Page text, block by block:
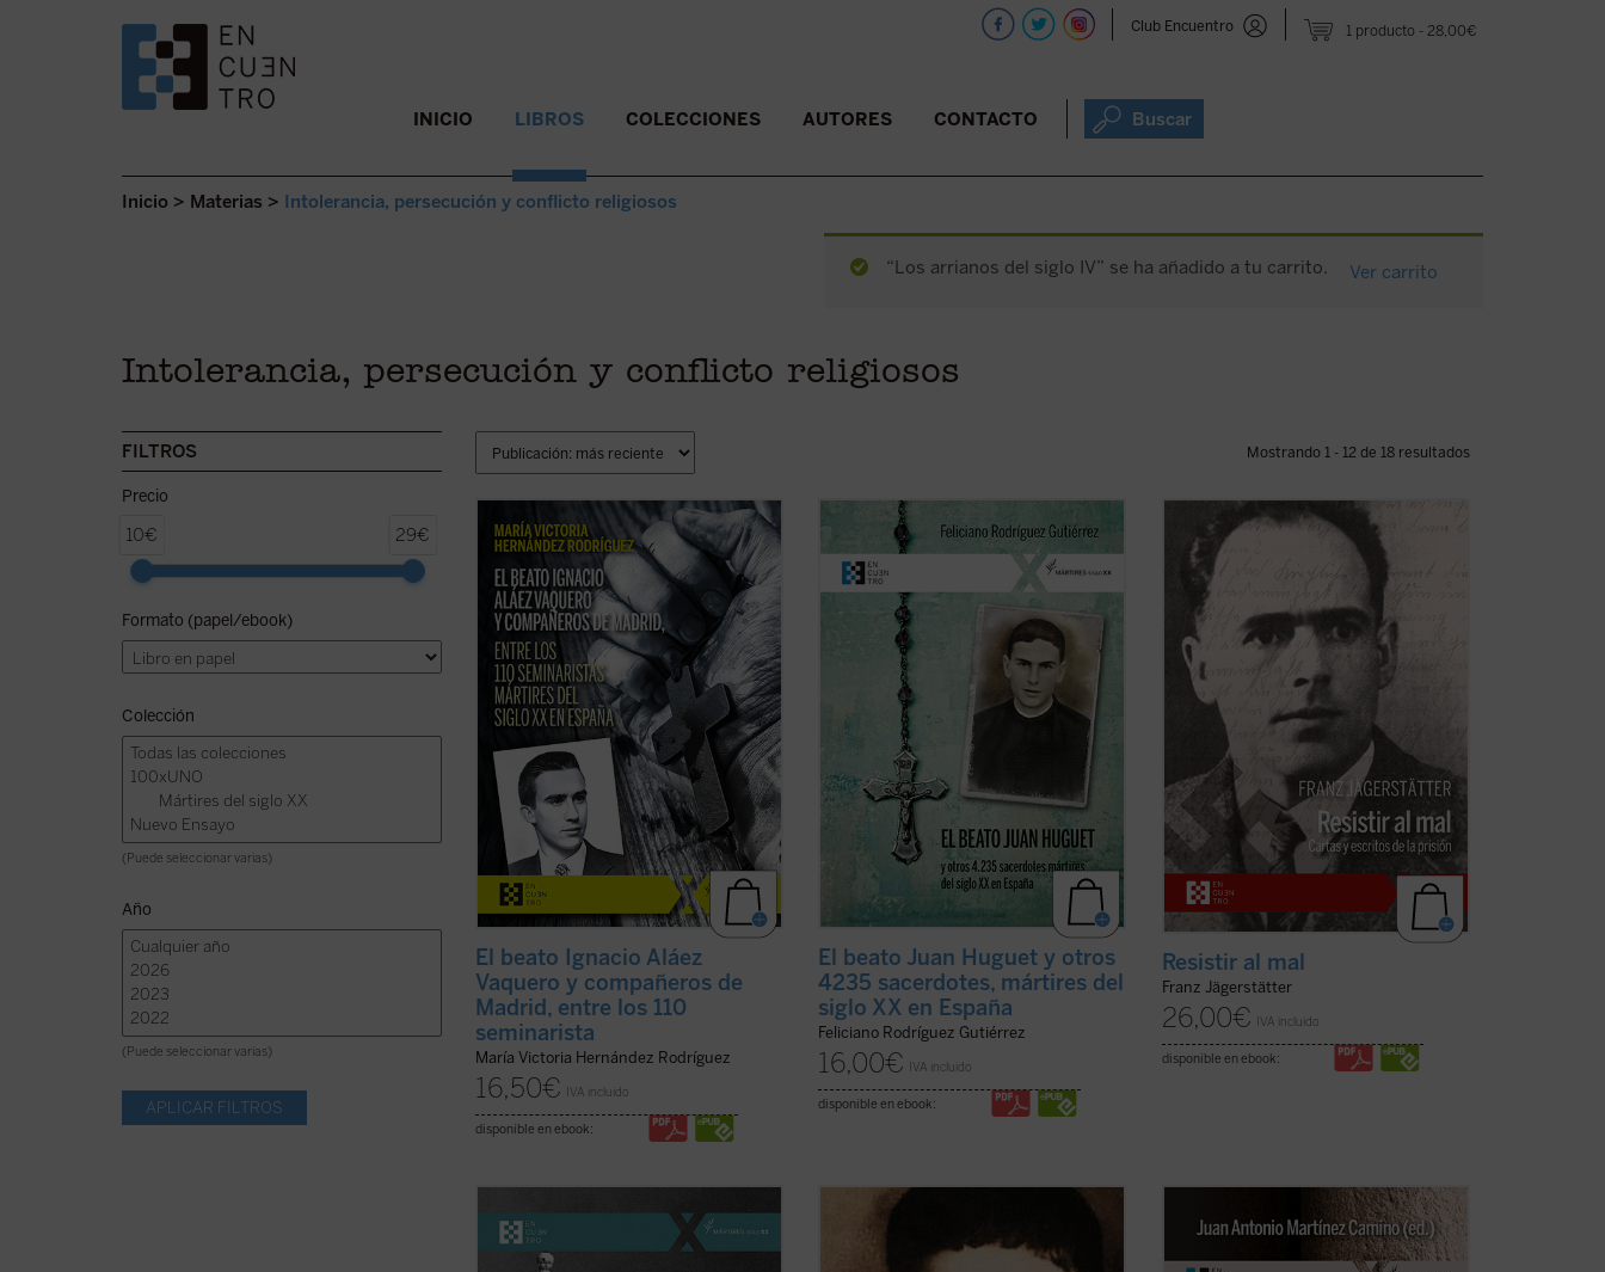
1 producto 28,00€
Club Encuentro
SALTAR AL CONTENIDO. INICIO LIBROS COLECCIONES AUTORES CONTACTO Buscar
Inicio > Materias > Intolerancia, persecución y conflicto religiosos
“Los arrianos del siglo IV” se ha añadido a tu carrito. Ver carrito
Intolerancia, persecución y conflicto religiosos
FILTROS
Precio
10€ 29€
Formato (papel/ebook)
Colección
(Puede seleccionar varias)
Año
(Puede seleccionar varias)
Mostrando 1 - 12 de 18 resultados
La beatificación de estos 11 mártires, en
2026, coincide con el noventa aniversario
de la explosión sangrienta, en 1936, de la
persecución del siglo XX en España. La
postuladora de su Causa de beatificación
presenta aquí una breve pero ...
(ver
ficha)
El beato Ignacio Aláez
Vaquero y compañeros de
Madrid, entre los 110
seminarista
María Victoria Hernández Rodríguez
16,50€ IVA incluido
disponible en ebook:
Este es el primer libro sobre los 4.235
sacerdotes y seminaristas mártires del
siglo XX en España. Pequeña, pero
hermosa y precisa herramienta para
conocer una gran historia. Los mártires
del siglo XX son testigos admirables de
la causa del ...
El beato Juan Huguet y otros
4235 sacerdotes, mártires del
siglo XX en España
Feliciano Rodríguez Gutiérrez
16,00€ IVA incluido
disponible en ebook:
Franz Jägerstätter, campesino austriaco,
casado, padre de tres niñas y ferviente
católico, fue ejecutado en 1943 por
negarse a servir en el ejército nazi. Se
publican aquí por primera vez en
castellano todos los escritos de
Jägerstätter ...
Resistir al mal
Franz Jägerstätter
26,00€ IVA incluido
disponible en ebook:
Tíjon de Moscú fue elegido patriarca en
1917, en los días de la revolución rusa. Su
mandato no duró ni ocho años. Falleció
¿Qué pasó para que muchos católicos se
alzaran contra el gobierno? ¿Fue
legítima la guerra de los cristeros? El
En este libro se ensaya una historia
hagiocéntrica de la Iglesia, pautada por
los santos y sus misiones, más que por